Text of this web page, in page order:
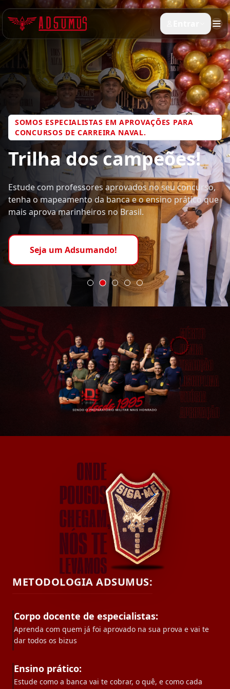
SOMOS ESPECIALISTAS EM APROVAÇÕES PARA
CONCURSOS DE CARREIRA NAVAL.
Trilha dos campeões!
Estude com professores aprovados no seu concurso,
tenha o mapeamento da banca e o ensino prático que
mais aprova marinheiros no Brasil.
Seja um Adsumando!
METODOLOGIA ADSUMUS:
Corpo docente de especialistas:
Aprenda com quem já foi aprovado na sua prova e vai te
dar todos os bizus
Ensino prático:
Estude como a banca vai te cobrar, o quê, e como cada